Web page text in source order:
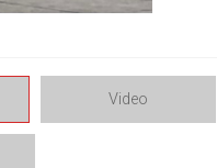
Video